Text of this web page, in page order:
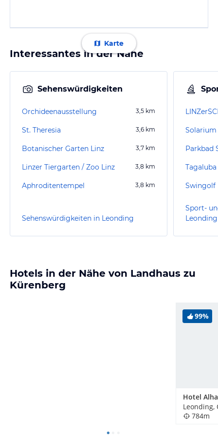
Karte
Interessantes in der Nähe
Sehenswürdigkeiten
Orchideenausstellung 3,5 km
St. Theresia 3,6 km
Botanischer Garten Linz 3,7 km
Linzer Tiergarten / Zoo Linz 3,8 km
Aphroditentempel 3,8 km
Sehenswürdigkeiten in Leonding
Solarium
Parkbad
Swingolf
Sport-
Leonding
Hotels in der Nähe von Landhaus zu
Kürenberg
99%
Leonding,
784m